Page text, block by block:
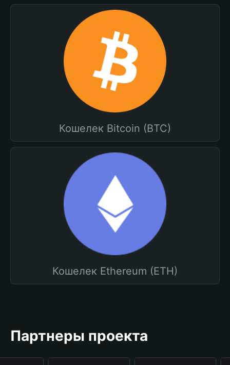
Кошелек Bitcoin (BTC)
Кошелек Ethereum (ETH)
Партнеры проекта